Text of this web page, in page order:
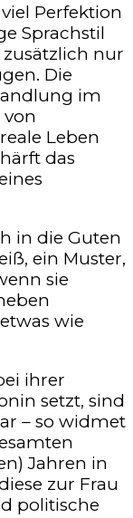
Perfektion
Sprachstil
nur
Die
im
von
Leben
das
in die Guten
ein Muster,
sie
wie
ihrer
setzt, sind
– so widmet
Jahren in
zur Frau
politische